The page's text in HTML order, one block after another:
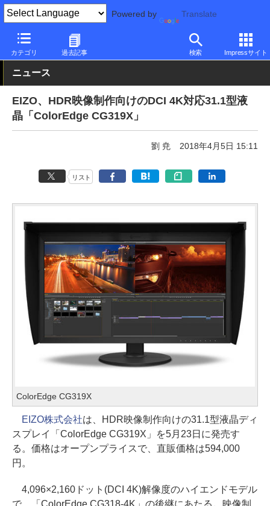
Powered by Translate
カテゴリ 過去記事 検索 Impressサイト
PC Watch 半導体/周辺機器 EIZO
ニュース
EIZO、HDR映像制作向けのDCI 4K対応31.1型液
晶「ColorEdge CG319X」
劉 尭 2018年4月5日 15:11
リスト
ColorEdge CG319X
EIZO株式会社は、HDR映像制作向けの31.1型液晶ディ
スプレイ「ColorEdge CG319X」を5月23日に発売す
る。価格はオープンプライスで、直販価格は594,000
円。
4,096×2,160ドット(DCI 4K)解像度のハイエンドモデル
で、「ColorEdge CG318-4K」の後継にあたる。映像制